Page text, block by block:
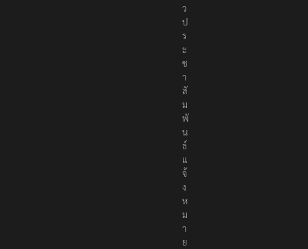
ว
ป
ร
ะ
ช
า
สั
ม
พั
น
ธ์
แ
จ้
ง
ห
ม
า
ย